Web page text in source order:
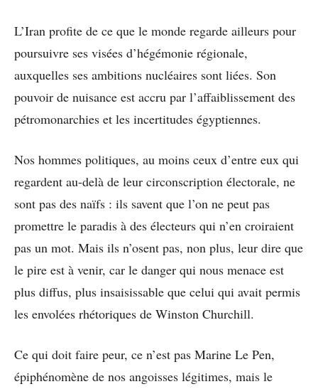
L’Iran profite de ce que le monde regarde ailleurs pour
poursuivre ses visées d’hégémonie régionale,
auxquelles ses ambitions nucléaires sont liées. Son
pouvoir de nuisance est accru par l’affaiblissement des
pétromonarchies et les incertitudes égyptiennes.
Nos hommes politiques, au moins ceux d’entre eux qui
regardent au-delà de leur circonscription électorale, ne
sont pas des naïfs : ils savent que l’on ne peut pas
promettre le paradis à des électeurs qui n’en croiraient
pas un mot. Mais ils n’osent pas, non plus, leur dire que
le pire est à venir, car le danger qui nous menace est
plus diffus, plus insaisissable que celui qui avait permis
les envolées rhétoriques de Winston Churchill.
Ce qui doit faire peur, ce n’est pas Marine Le Pen,
épiphénomène de nos angoisses légitimes, mais le